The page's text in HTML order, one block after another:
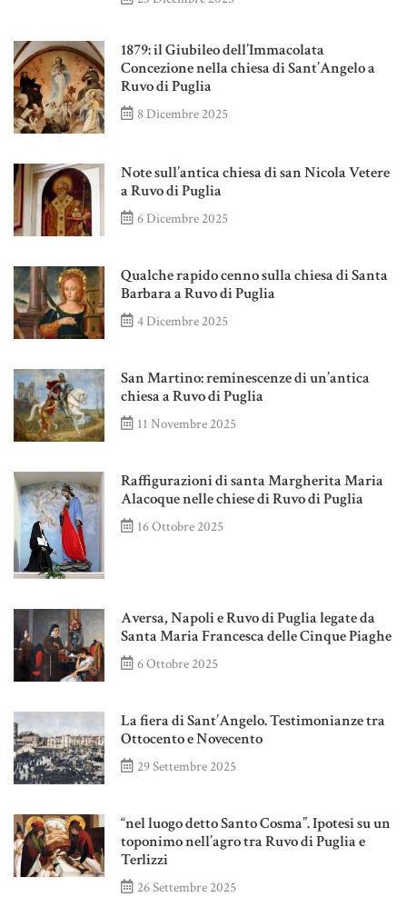
1879: il Giubileo dell’Immacolata
Concezione nella chiesa di Sant’Angelo a
Ruvo di Puglia
8 Dicembre 2025
Note sull’antica chiesa di san Nicola Vetere
a Ruvo di Puglia
6 Dicembre 2025
Qualche rapido cenno sulla chiesa di Santa
Barbara a Ruvo di Puglia
4 Dicembre 2025
San Martino: reminescenze di un’antica
chiesa a Ruvo di Puglia
11 Novembre 2025
Raffigurazioni di santa Margherita Maria
Alacoque nelle chiese di Ruvo di Puglia
16 Ottobre 2025
Aversa, Napoli e Ruvo di Puglia legate da
Santa Maria Francesca delle Cinque Piaghe
6 Ottobre 2025
La fiera di Sant’Angelo. Testimonianze tra
Ottocento e Novecento
29 Settembre 2025
“nel luogo detto Santo Cosma”. Ipotesi su un
toponimo nell’agro tra Ruvo di Puglia e
Terlizzi
26 Settembre 2025